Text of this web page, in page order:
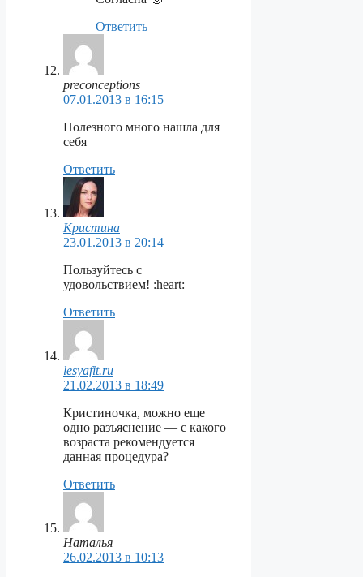
Ответить
preconceptions
07.01.2013 в 16:15
Полезного много нашла для
себя
Ответить
Кристина
23.01.2013 в 20:14
Пользуйтесь с
удовольствием! :heart:
Ответить
lesyafit.ru
21.02.2013 в 18:49
Кристиночка, можно еще
одно разъяснение — с какого
возраста рекомендуется
данная процедура?
Ответить
Наталья
26.02.2013 в 10:13